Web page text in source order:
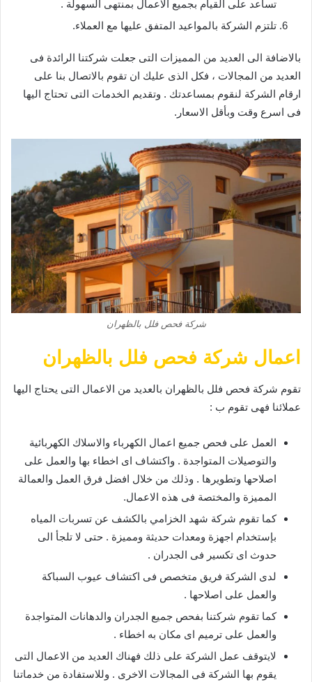
تساعد على القيام بجميع الاعمال بمنتهى السهولة .
تلتزم الشركة بالمواعيد المتفق عليها مع العملاء.
بالاضافة الى العديد من المميزات التى جعلت شركتنا الرائدة فى
العديد من المجالات ، فكل الذى عليك ان تقوم بالاتصال بنا على
ارقام الشركة لنقوم بمساعدتك . وتقديم الخدمات التى تحتاج اليها
فى اسرع وقت وبأقل الاسعار.
شركة فحص فلل بالظهران
اعمال شركة فحص فلل بالظهران
تقوم شركة فحص فلل بالظهران بالعديد من الاعمال التى يحتاج اليها
عملائنا فهى تقوم ب :
العمل على فحص جميع اعمال الكهرباء والاسلاك الكهربائية
والتوصيلات المتواجدة . واكتشاف اى اخطاء بها والعمل على
اصلاحها وتطويرها . وذلك من خلال افضل فرق العمل والعمالة
المميزة والمختصة فى هذه الاعمال.
كما تقوم شركة شهد الخزامي بالكشف عن تسربات المياه
بإستخدام اجهزة ومعدات حديثة ومميزة . حتى لا تلجأ الى
حدوث اى تكسير فى الجدران .
لدى الشركة فريق متخصص فى اكتشاف عيوب السباكة
والعمل على اصلاحها .
كما تقوم شركتنا بفحص جميع الجدران والدهانات المتواجدة
والعمل على ترميم اى مكان به اخطاء .
لايتوقف عمل الشركة على ذلك فهناك العديد من الاعمال التى
يقوم بها الشركة فى المجالات الاخرى . وللاستفادة من خدماتنا